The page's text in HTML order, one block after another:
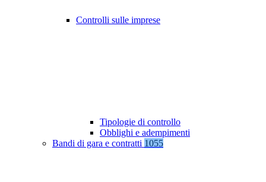
Controlli sulle imprese
Tipologie di controllo
Obblighi e adempimenti
Bandi di gara e contratti 1055